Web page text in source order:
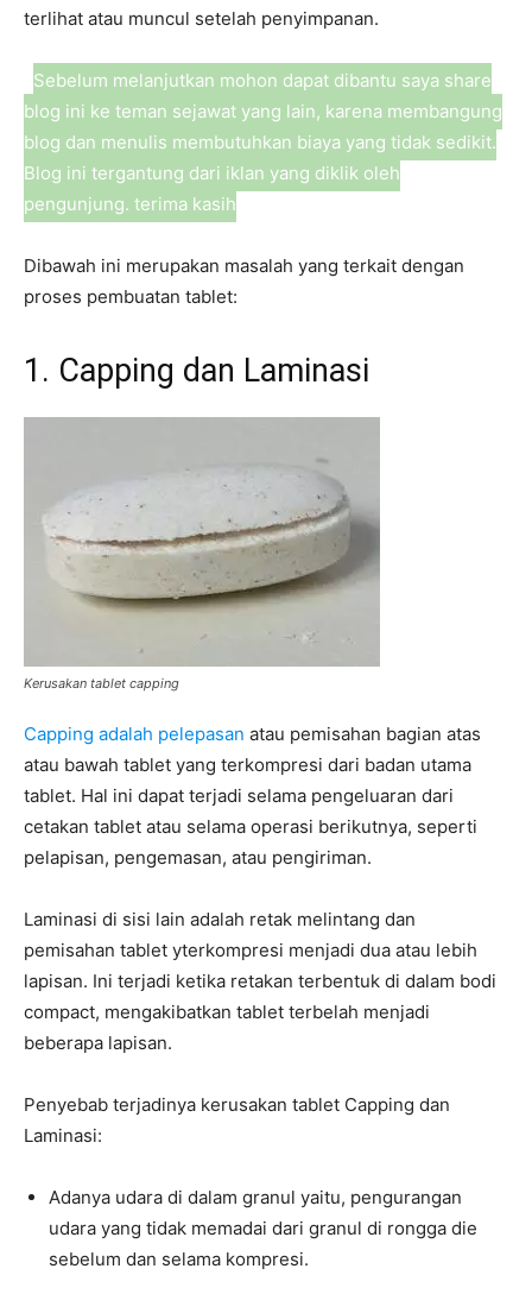
terlihat atau muncul setelah penyimpanan.
Sebelum melanjutkan mohon dapat dibantu saya share
blog ini ke teman sejawat yang lain, karena membangung
blog dan menulis membutuhkan biaya yang tidak sedikit.
Blog ini tergantung dari iklan yang diklik oleh
pengunjung. terima kasih
Dibawah ini merupakan masalah yang terkait dengan
proses pembuatan tablet:
1. Capping dan Laminasi
Kerusakan tablet capping
Capping adalah pelepasan atau pemisahan bagian atas
atau bawah tablet yang terkompresi dari badan utama
tablet. Hal ini dapat terjadi selama pengeluaran dari
cetakan tablet atau selama operasi berikutnya, seperti
pelapisan, pengemasan, atau pengiriman.
Laminasi di sisi lain adalah retak melintang dan
pemisahan tablet yterkompresi menjadi dua atau lebih
lapisan. Ini terjadi ketika retakan terbentuk di dalam bodi
compact, mengakibatkan tablet terbelah menjadi
beberapa lapisan.
Penyebab terjadinya kerusakan tablet Capping dan
Laminasi:
Adanya udara di dalam granul yaitu, pengurangan
udara yang tidak memadai dari granul di rongga die
sebelum dan selama kompresi.